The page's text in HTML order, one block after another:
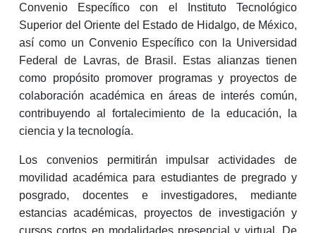
Convenio Específico con el Instituto Tecnológico
Superior del Oriente del Estado de Hidalgo, de México,
así como un Convenio Específico con la Universidad
Federal de Lavras, de Brasil. Estas alianzas tienen
como propósito promover programas y proyectos de
colaboración académica en áreas de interés común,
contribuyendo al fortalecimiento de la educación, la
ciencia y la tecnología.
Los convenios permitirán impulsar actividades de
movilidad académica para estudiantes de pregrado y
posgrado, docentes e investigadores, mediante
estancias académicas, proyectos de investigación y
cursos cortos en modalidades presencial y virtual. De